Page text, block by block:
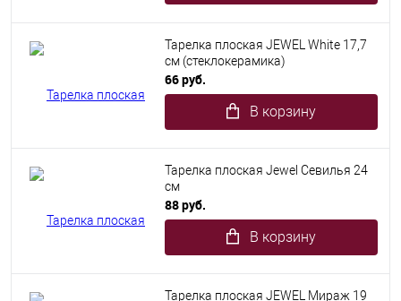
Тарелка плоская JEWEL White 17,7
см (стеклокерамика)
66 руб.
В корзину
Тарелка плоская Jewel Севилья 24
см
88 руб.
В корзину
Тарелка плоская JEWEL Мираж 19